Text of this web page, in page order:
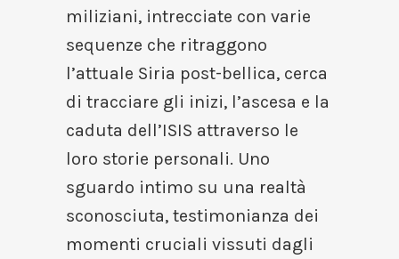
miliziani, intrecciate con varie
sequenze che ritraggono
l’attuale Siria post-bellica, cerca
di tracciare gli inizi, l’ascesa e la
caduta dell’ISIS attraverso le
loro storie personali. Uno
sguardo intimo su una realtà
sconosciuta, testimonianza dei
momenti cruciali vissuti dagli